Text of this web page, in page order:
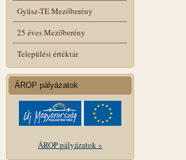
Gyüsz-TE Mezőberény
25 éves Mezőberény
Települési értéktár
ÁROP pályázatok
ÁROP pályázatok »